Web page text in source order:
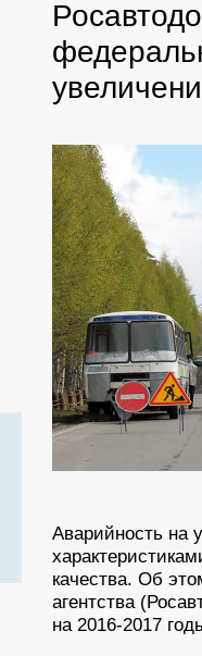
Аварийность на
качества. Об
агентства
на 2016-2017